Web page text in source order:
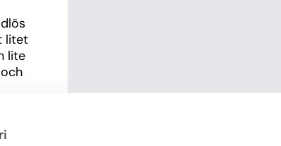
litet
lite
av